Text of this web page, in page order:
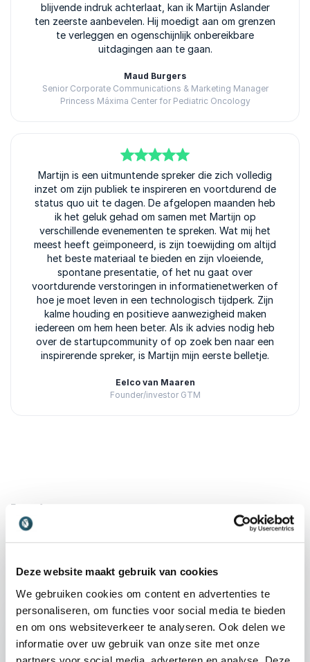
Deze website maakt gebruik van cookies
We gebruiken cookies om content en advertenties te
personaliseren, om functies voor social media te bieden
en om ons websiteverkeer te analyseren. Ook delen we
informatie over uw gebruik van onze site met onze
blijvende indruk achterlaat, kan ik Martijn Aslander
ten zeerste aanbevelen. Hij moedigt aan om grenzen
te verleggen en ogenschijnlijk onbereikbare
uitdagingen aan te gaan.
Maud Burgers
Senior Corporate Communications & Marketing Manager
Princess Máxima Center for Pediatric Oncology
van5
Martijn is een uitmuntende spreker die zich volledig
inzet om zijn publiek te inspireren en voortdurend de
status quo uit te dagen. De afgelopen maanden heb
ik het geluk gehad om samen met Martijn op
verschillende evenementen te spreken. Wat mij het
meest heeft geïmponeerd, is zijn toewijding om altijd
het beste materiaal te bieden en zijn vloeiende,
spontane presentatie, of het nu gaat over
voortdurende verstoringen in informatienetwerken of
hoe je moet leven in een technologisch tijdperk. Zijn
kalme houding en positieve aanwezigheid maken
iedereen om hem heen beter. Als ik advies nodig heb
over de startupcommunity of op zoek ben naar een
inspirerende spreker, is Martijn mijn eerste belletje.
Eelco van Maaren
Founder/investor GTM
Lezingen
LEZING VAN SPREKER MARTIJN ASLANDER:
Digitale Fitheid
In een wereld waarin we dagelijks uren achter
het scherm doorbrengen, kost het inefficiënt
omgaan met digitale tools bedrijven jaarlijks
honderden verloren uren en veel frustratie.
Digitale Fitheid van Martijn Aslander biedt een